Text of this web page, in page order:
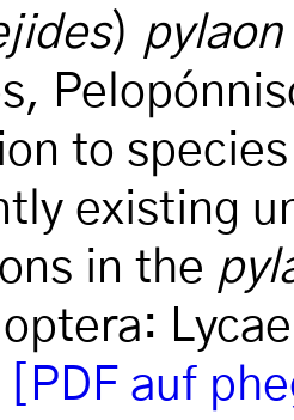
)
to
existing
in the
[PDF auf